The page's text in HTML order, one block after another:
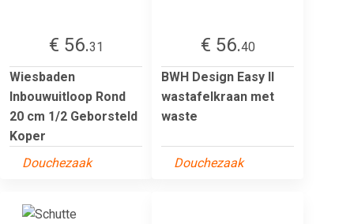
€ 56.31
Wiesbaden
Inbouwuitloop Rond
20 cm 1/2 Geborsteld
Koper
Douchezaak
€ 56.40
BWH Design Easy II
wastafelkraan met
waste
Douchezaak